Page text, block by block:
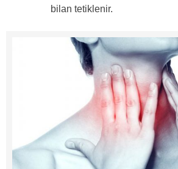
bilan tetiklenir.